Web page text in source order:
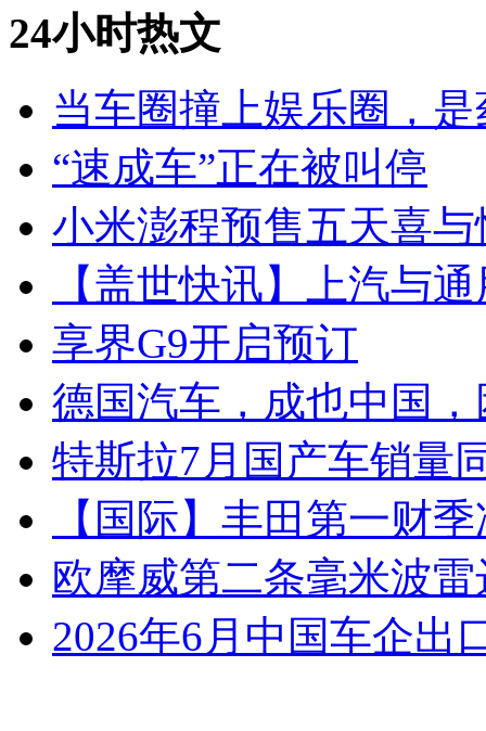
24小时热文
当车圈撞上娱乐圈，
“速成车”正在被叫停
小米澎程预售五天喜与
【盖世快讯】上汽与
享界G9开启预订
德国汽车，成也中国
特斯拉7月国产车销量
【国际】丰田第一财
欧摩威第二条毫米波
2026年6月中国车企出